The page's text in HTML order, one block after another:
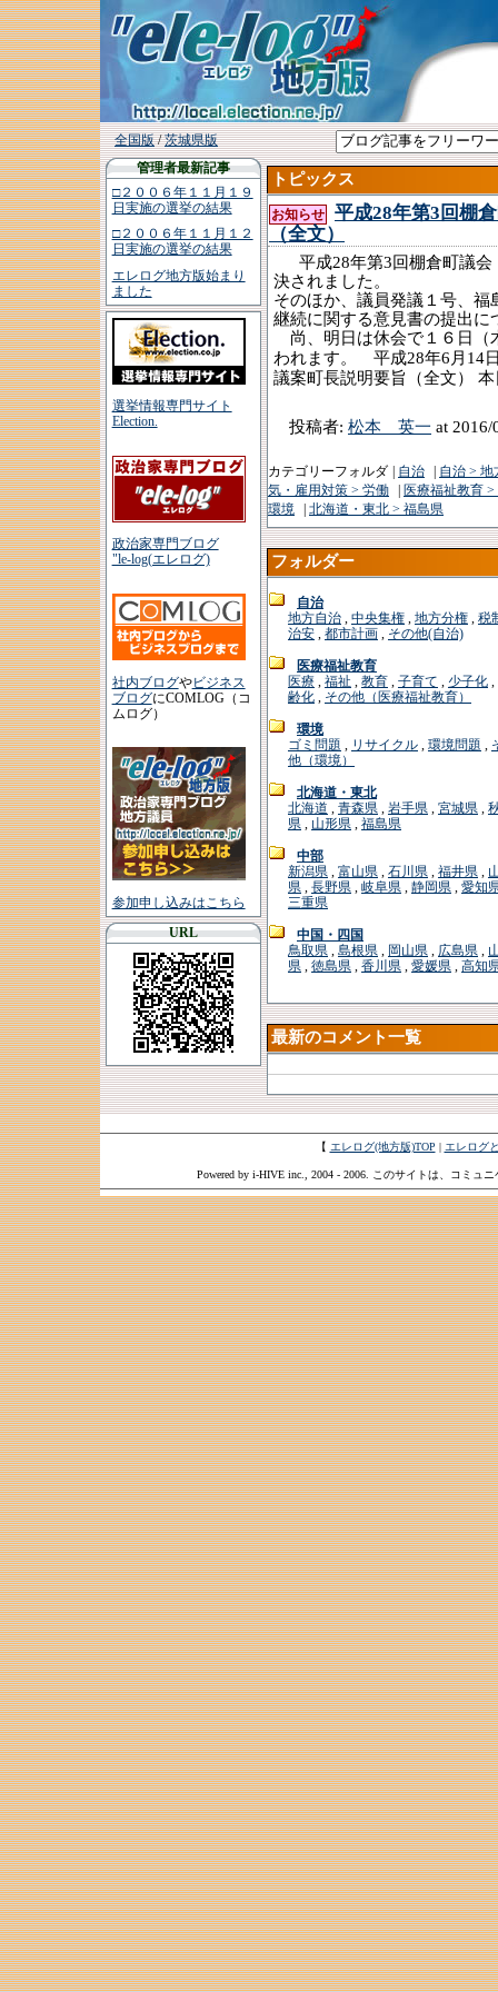
全国版/茨城県版
管理者最新記事
□２００６年１１月１９
日実施の選挙の結果
□２００６年１１月１２
日実施の選挙の結果
エレログ地方版始まり
ました
選挙情報専門サイト
Election.
政治家専門ブログ
"le-log(エレログ)
社内ブログやビジネス
ブログにCOMLOG（コ
ムログ）
参加申し込みはこちら
URL
トピックス
お知らせ
平成28年第3回棚
（全文）
平成28年第3回棚倉町議
決されました。
そのほか、議員発議１号、
継続に関する意見書の提出
尚、明日は休会で１６日（
われます。
平成28年6月 14
議案町長説明要旨（全文）
投稿者: 松本 英一 at 2016/
カテゴリーフォルダ 自治
自治 > 地
気・雇用対策 > 労働
医療福祉教育 >
環境
北海道・東北 > 福島県
フォルダー
自治
地方自治 , 中央集権 , 地方分権 , 税
治安 , 都市計画 , その他(自治)
医療福祉教育
医療 , 福祉 , 教育 , 子育て , 少子化 ,
齢化 , その他（医療福祉教育）
環境
ゴミ問題 , リサイクル , 環境問題 ,
他（環境）
北海道・東北
北海道 , 青森県 , 岩手県 , 宮城県 ,
県 , 山形県 , 福島県
中部
新潟県 , 富山県 , 石川県 , 福井県 ,
県 , 長野県 , 岐阜県 , 静岡県 , 愛知
三重県
中国・四国
鳥取県 , 島根県 , 岡山県 , 広島県 ,
県 , 徳島県 , 香川県 , 愛媛県 , 高知
最新のコメント一覧
【 エレログ(地方版)TOP | エレログ
Powered by i-HIVE inc., 2004 - 2006. このサイトは、コミュ